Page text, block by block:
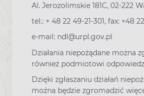
Al. Jerozolimskie 181C, 02-222
tel.: + 48 22 49-21-301, fax: +48
e-mail: ndl@urpl.gov.pl
Działania niepożądane można
również podmiotowi
Dzięki zgłaszaniu działań
można będzie zgromadzić